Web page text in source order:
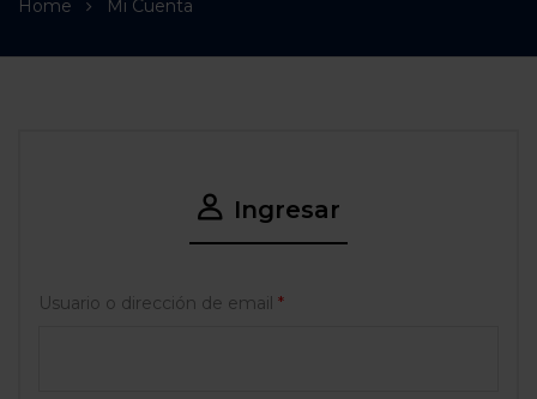
Home Mi Cuenta
Ingresar
Usuario o dirección de email *